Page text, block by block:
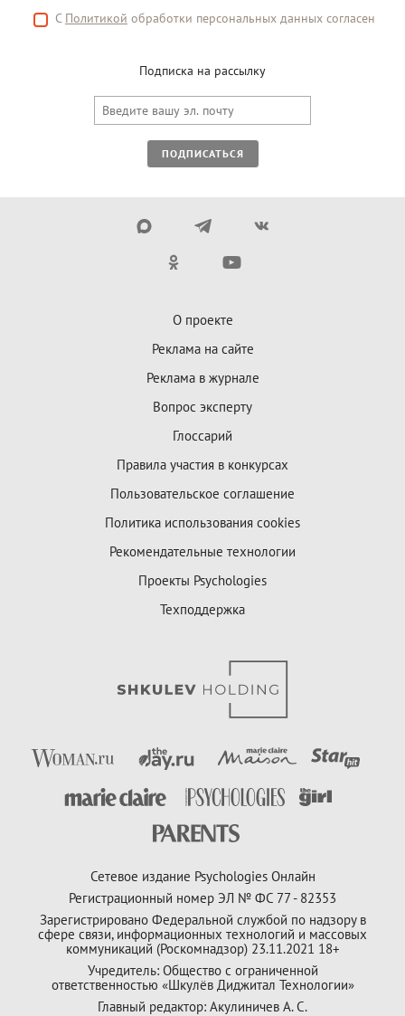
С Политикой обработки персональных данных согласен
Подписка на рассылку
ПОДПИСАТЬСЯ
О проекте
Реклама на сайте
Реклама в журнале
Вопрос эксперту
Глоссарий
Правила участия в конкурсах
Пользовательское соглашение
Политика использования cookies
Рекомендательные технологии
Проекты Psychologies
Техподдержка
Сетевое издание Psychologies Онлайн
Регистрационный номер ЭЛ № ФС 77 - 82353
Зарегистрировано Федеральной службой по надзору в
сфере связи, информационных технологий и массовых
коммуникаций (Роскомнадзор) 23.11.2021 18+
Учредитель: Общество с ограниченной
ответственностью «Шкулёв Диджитал Технологии»
Главный редактор: Акулиничев А. С.